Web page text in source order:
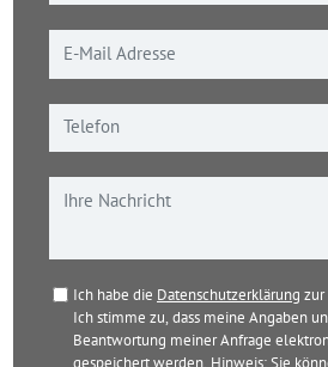
Ich habe die Datenschutzerklärung zur
Ich stimme zu, dass meine Angaben
Beantwortung meiner Anfrage
gespeichert werden. Hinweis: Sie